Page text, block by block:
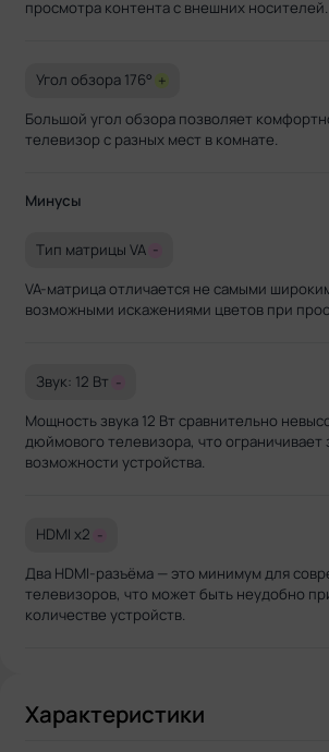
просмотра контента с внешних носителей.
Угол обзора 176° +
Большой угол обзора позволяет
телевизор с разных мест в комнате.
Минусы
Тип матрицы VA -
VA-матрица отличается не самыми
возможными искажениями цветов при
Звук: 12 Вт -
Мощность звука 12 Вт сравнительно
дюймового телевизора, что ограничивает
возможности устройства.
HDMI x2 -
Два HDMI-разъёма — это минимум для
телевизоров, что может быть неудобно
количестве устройств.
Характеристики